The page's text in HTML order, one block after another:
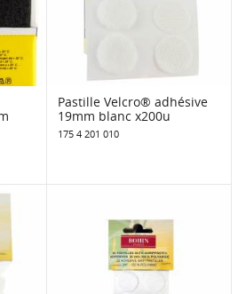
Pastille Velcro® adhésive
19mm blanc x200u
175 4 201 010